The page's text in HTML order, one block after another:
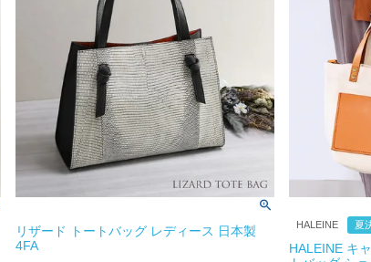
リザード トートバッグ レディース 日本製
4FA
HALEINE 夏
HALEINE キ